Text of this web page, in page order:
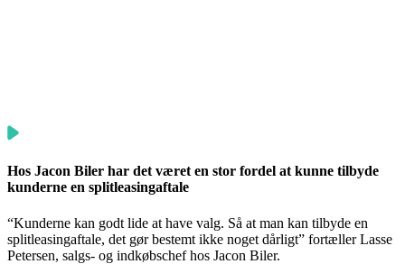
Hos Jacon Biler har det været en stor fordel at kunne tilbyde
kunderne en splitleasingaftale
“Kunderne kan godt lide at have valg. Så at man kan tilbyde en
splitleasingaftale, det gør bestemt ikke noget dårligt” fortæller Lasse
Petersen, salgs- og indkøbschef hos Jacon Biler.